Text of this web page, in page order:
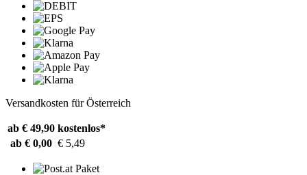
Versandkosten für Österreich
ab € 49,90 kostenlos*
ab € 0,00 € 5,49